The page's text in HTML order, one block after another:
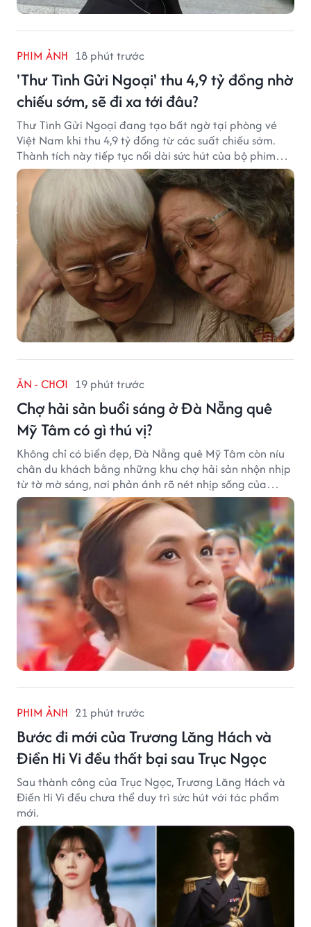
PHIM ẢNH 18 phút trước
'Thư Tình Gửi Ngoại' thu 4,9 tỷ đồng nhờ
chiếu sớm, sẽ đi xa tới đâu?
Thư Tình Gửi Ngoại đang tạo bất ngờ tại phòng vé
Việt Nam khi thu 4,9 tỷ đồng từ các suất chiếu sớm.
Thành tích này tiếp tục nối dài sức hút của bộ phim
từng gây sốt với doanh thu hơn 7.300 tỷ đồng ở nước
ngoài.
ĂN - CHƠI 19 phút trước
Chợ hải sản buổi sáng ở Đà Nẵng quê
Mỹ Tâm có gì thú vị?
Không chỉ có biển đẹp, Đà Nẵng quê Mỹ Tâm còn níu
chân du khách bằng những khu chợ hải sản nhộn nhịp
từ tờ mờ sáng, nơi phản ánh rõ nét nhịp sống của
thành phố biển.
PHIM ẢNH 21 phút trước
Bước đi mới của Trương Lăng Hách và
Điền Hi Vi đều thất bại sau Trục Ngọc
Sau thành công của Trục Ngọc, Trương Lăng Hách và
Điền Hi Vi đều chưa thể duy trì sức hút với tác phẩm
mới.